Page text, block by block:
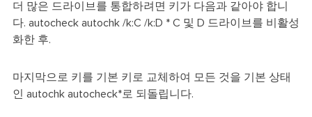
더 많은 드라이브를 통합하려면 키가 다음과 같아야 합니
다. autocheck autochk /k:C /k:D * C 및 D 드라이브를 비활성
화한 후.
마지막으로 키를 기본 키로 교체하여 모든 것을 기본 상태
인 autochk autocheck*로 되돌립니다.